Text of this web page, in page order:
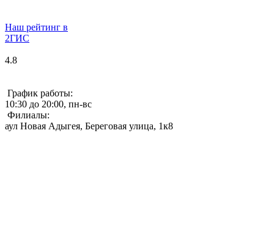
Наш рейтинг в
2ГИС
4.8
График работы:
10:30 до 20:00, пн-вс
Филиалы:
аул Новая Адыгея, Береговая улица, 1к8